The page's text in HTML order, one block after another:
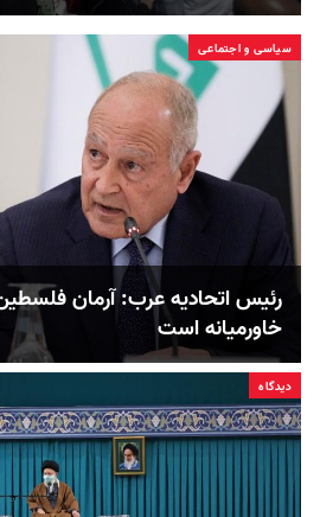
سیاسی و اجتماعی
رئیس اتحادیه عرب: آرمان
خاورمیانه است
دیدگاه